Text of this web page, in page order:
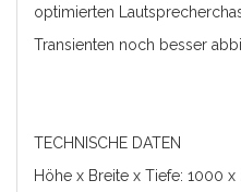
optimierten
Transienten noch besser
TECHNISCHE DATEN
Höhe x Breite x Tiefe: 1000